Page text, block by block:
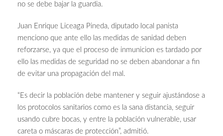
no se debe bajar la guardia.
Juan Enrique Liceaga Pineda, diputado local panista
menciono que ante ello las medidas de sanidad deben
reforzarse, ya que el proceso de inmunicion es tardado por
ello las medidas de seguridad no se deben abandonar a fin
de evitar una propagación del mal.
“Es decir la población debe mantener y seguir ajustándose a
los protocolos sanitarios como es la sana distancia, seguir
usando cubre bocas, y entre la población vulnerable, usar
careta o máscaras de protección”, admitió.